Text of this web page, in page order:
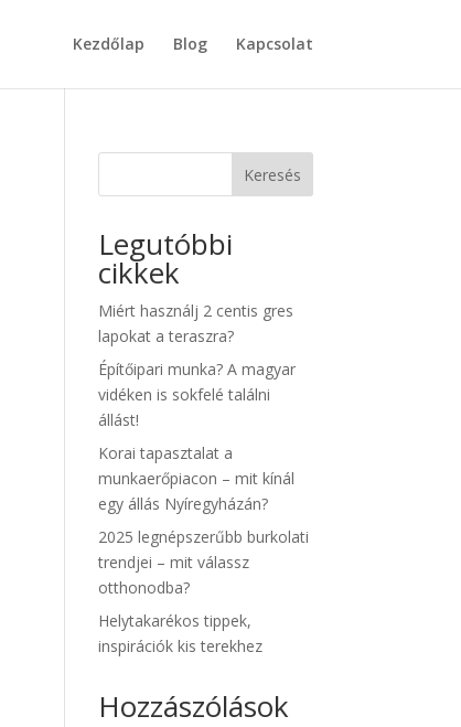
Kezdőlap Blog Kapcsolat
Keresés
Legutóbbi
cikkek
Miért használj 2 centis gres
lapokat a teraszra?
Építőipari munka? A magyar
vidéken is sokfelé találni
állást!
Korai tapasztalat a
munkaerőpiacon – mit kínál
egy állás Nyíregyházán?
2025 legnépszerűbb burkolati
trendjei – mit válassz
otthonodba?
Helytakarékos tippek,
inspirációk kis terekhez
Hozzászólások